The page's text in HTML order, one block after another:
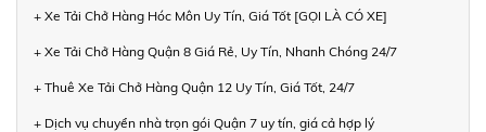
+ Xe Tải Chở Hàng Hóc Môn Uy Tín, Giá Tốt [GỌI LÀ CÓ XE]
+ Xe Tải Chở Hàng Quận 8 Giá Rẻ, Uy Tín, Nhanh Chóng 24/7
+ Thuê Xe Tải Chở Hàng Quận 12 Uy Tín, Giá Tốt, 24/7
+ Dịch vụ chuyển nhà trọn gói Quận 7 uy tín, giá cả hợp lý